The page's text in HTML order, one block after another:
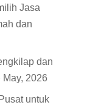
Jasa
dan
dan
May, 2026
untuk